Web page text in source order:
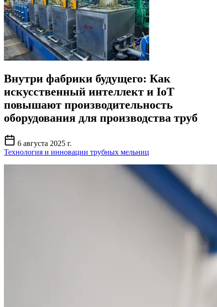
Внутри фабрики будущего: Как
искусственный интеллект и IoT
повышают производительность
оборудования для производства труб
6 августа 2025 г.
Технология и инновации трубных мельниц